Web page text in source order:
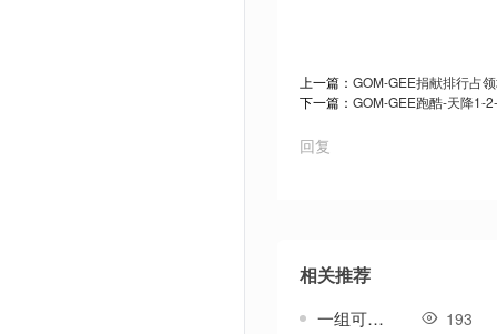
上一篇： GOM-GEE捐献排行占
下一篇： GOM-GEE跑酷-天降1-
回复
相关推荐
一组可升级进阶类战鼓-法宝类素材 193